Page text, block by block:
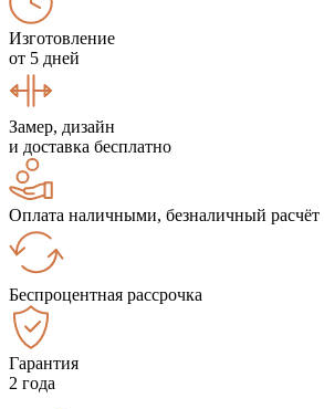
Изготовление
от 5 дней
Замер, дизайн
и доставка бесплатно
Оплата наличными, безналичный расчёт
Беспроцентная рассрочка
Гарантия
2 года